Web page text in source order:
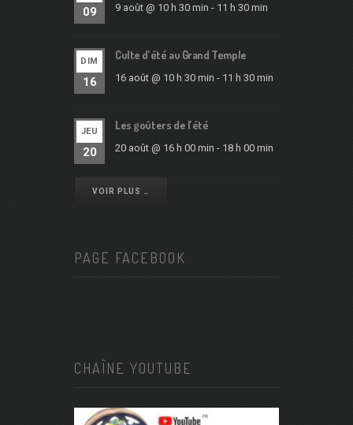
09 9 août @ 10 h 30 min - 11 h 30 min
DIM
16
Culte d’été au Grand Temple
16 août @ 10 h 30 min - 11 h 30 min
JEU
20
Les goûters de l’été
20 août @ 16 h 00 min - 18 h 00 min
VOIR PLUS …
PAGE FACEBOOK
CHAÎNE YOUTUBE